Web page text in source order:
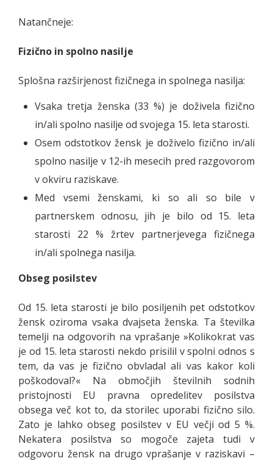
Natančneje:
Fizično in spolno nasilje
Splošna razširjenost fizičnega in spolnega nasilja:
Vsaka tretja ženska (33 %) je doživela fizično
in/ali spolno nasilje od svojega 15. leta starosti.
Osem odstotkov žensk je doživelo fizično in/ali
spolno nasilje v 12-ih mesecih pred razgovorom
v okviru raziskave.
Med vsemi ženskami, ki so ali so bile v
partnerskem odnosu, jih je bilo od 15. leta
starosti 22 % žrtev partnerjevega fizičnega
in/ali spolnega nasilja.
Obseg posilstev
Od 15. leta starosti je bilo posiljenih pet odstotkov
žensk oziroma vsaka dvajseta ženska. Ta številka
temelji na odgovorih na vprašanje »Kolikokrat vas
je od 15. leta starosti nekdo prisilil v spolni odnos s
tem, da vas je fizično obvladal ali vas kakor koli
poškodoval?« Na območjih številnih sodnih
pristojnosti EU pravna opredelitev posilstva
obsega več kot to, da storilec uporabi fizično silo.
Zato je lahko obseg posilstev v EU večji od 5 %.
Nekatera posilstva so mogoče zajeta tudi v
odgovoru žensk na drugo vprašanje v raziskavi –